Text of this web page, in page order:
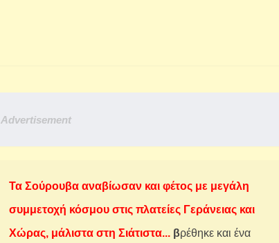
Τα Σούρουβα αναβίωσαν και φέτος με μεγάλη
συμμετοχή κόσμου στις πλατείες Γεράνειας και
Χώρας, μάλιστα στη Σιάτιστα... βρέθηκε και ένα